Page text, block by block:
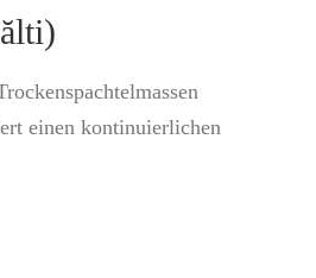
einen kontinuierlichen